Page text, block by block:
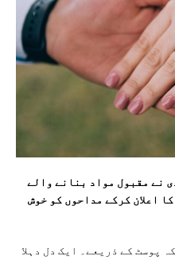
نے مقبول مواد بنانے والے
اعلان کرکے مداحوں کو خوش
پوسٹ کے ذریعے۔ ایک دل دہلا